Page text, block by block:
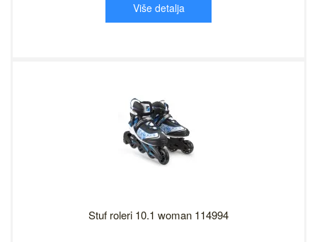
Više detalja
Stuf roleri 10.1 woman 114994